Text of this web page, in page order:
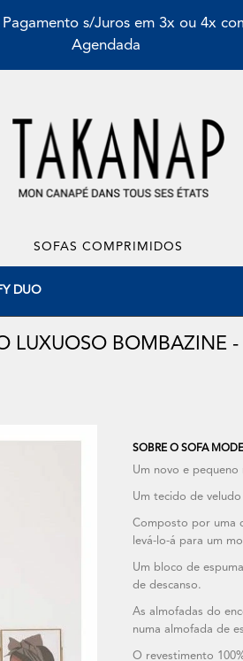
Pagamento s/Juros em 3x ou 4x
Agendada
SOFAS COMPRIMIDOS
DUO
LUXUOSO BOMBAZINE -
SOBRE O SOFA
Um novo e pequeno
Um tecido de
Composto por uma
levá-lo-á para um
Um bloco de
de descanso.
As almofadas do
numa almofada de
O revestimento